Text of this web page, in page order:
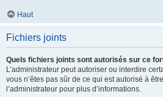
Haut
Fichiers joints
Quels fichiers joints sont autorisés sur ce
L’administrateur peut autoriser ou interdire
vous n’êtes pas sûr de ce qui est autorisé à
l’administrateur pour plus d’informations.